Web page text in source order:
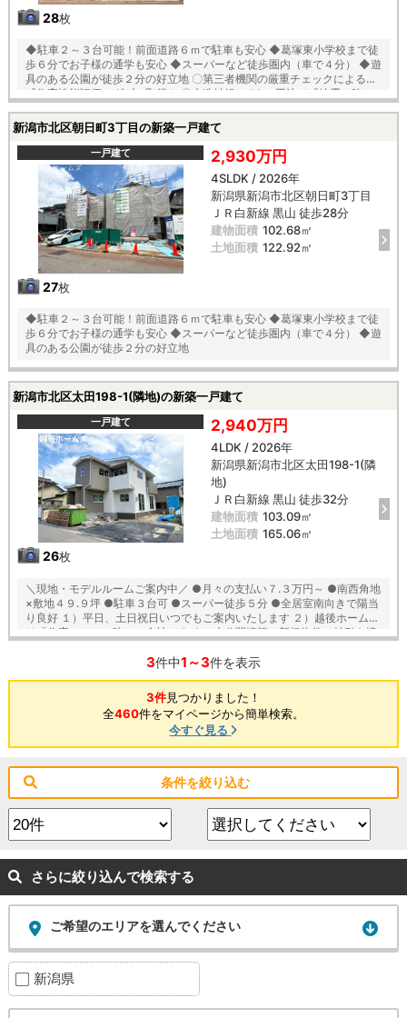
28枚
◆駐車２～３台可能！前面道路６ｍで駐車も安心 ◆葛塚東小学校まで徒
歩６分でお子様の通学も安心 ◆スーパーなど徒歩圏内（車で４分） ◆遊
具のある公園が徒歩２分の好立地 〇第三者機関の厳重チェックによる
『住宅性能評価』ダブル取得！ 〇木造軸組×パネル工法で『地震に強い
は安心の２０年保証！ 〇建物は安心の１０年保証（最大３５年まで延長
可※条件有） 〇雨で汚れを落とす機能付き『外壁サイディング』 〇夏は
強い日差しをカット、冬は暖か『全窓複層ガラス・樹脂アングルサッ
シ』 【教育】 葛塚東小学校 徒歩６分 葛塚中学校 徒歩７分
新潟市北区朝日町3丁目の新築一戸建て
一戸建て
27枚
2,930万円
4SLDK / 2026年
新潟県新潟市北区朝日町3丁目
ＪＲ白新線 黒山 徒歩28分
建物面積 102.68㎡
土地面積 122.92㎡
◆駐車２～３台可能！前面道路６ｍで駐車も安心 ◆葛塚東小学校まで徒
歩６分でお子様の通学も安心 ◆スーパーなど徒歩圏内（車で４分） ◆遊
具のある公園が徒歩２分の好立地
新潟市北区太田198-1(隣地)の新築一戸建て
一戸建て
26枚
2,940万円
4LDK / 2026年
新潟県新潟市北区太田198-1(隣
地)
ＪＲ白新線 黒山 徒歩32分
建物面積 103.09㎡
土地面積 165.06㎡
＼現地・モデルルームご案内中／ ●月々の支払い７.３万円～ ●南西角地
×敷地４９.９坪 ●駐車３台可 ●スーパー徒歩５分 ●全居室南向きで陽当
り良好 １）平日、土日祝日いつでもご案内いたします ２）越後ホームズ
は「住宅ローンに強い」会社です ３）未公開情報（新規物件、値引き情
洗浄機能付きの外壁サイディング ■「ベタ基礎」「地盤改良工事」実
節水できてエコな食器洗浄乾燥機が標準装備 ■浴室乾燥機で天候に左右
されずお洗濯が可能 ■朝の身支度に便利な２階洗面化粧台！ ■鍵を取り
出さなくても開け閉めできる玄関の電池錠 【教育】 葛塚東小学校 徒歩
１３分 葛塚中学校 徒歩１１分
3件中1～3件を表示
3件見つかりました！
全460件をマイページから簡単検索。
今すぐ見る
条件を絞り込む
さらに絞り込んで検索する
ご希望のエリアを選んでください
新潟県